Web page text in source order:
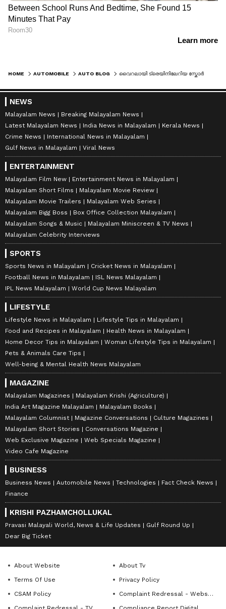
HOME AUTOMOBILE AUTO BLOG
NEWS
Malayalam News
Breaking Malayalam News
Latest Malayalam News
India News in Malayalam
Kerala News
Crime News
International News in Malayalam
Gulf News in Malayalam
Viral News
ENTERTAINMENT
Malayalam Film New
Entertainment News in Malayalam
Malayalam Short Films
Malayalam Movie Review
Malayalam Movie Trailers
Malayalam Web Series
Malayalam Bigg Boss
Box Office Collection Malayalam
Malayalam Songs & Music
Malayalam Miniscreen & TV News
Malayalam Celebrity Interviews
SPORTS
Sports News in Malayalam
Cricket News in Malayalam
Football News in Malayalam
ISL News Malayalam
IPL News Malayalam
World Cup News Malayalam
LIFESTYLE
Lifestyle News in Malayalam
Lifestyle Tips in Malayalam
Food and Recipes in Malayalam
Health News in Malayalam
Home Decor Tips in Malayalam
Woman Lifestyle Tips in Malayalam
Pets & Animals Care Tips
Well-being & Mental Health News Malayalam
MAGAZINE
Malayalam Magazines
Malayalam Krishi (Agriculture)
India Art Magazine Malayalam
Malayalam Books
Malayalam Columnist
Magazine Conversations
Culture Magazines
Malayalam Short Stories
Conversations Magazine
Web Exclusive Magazine
Web Specials Magazine
Video Cafe Magazine
BUSINESS
Business News Automobile News Technologies
Fact Check News
Finance
KRISHI PAZHAMCHOLLUKAL
Pravasi Malayali World, News & Life Updates
Gulf Round Up
Dear Big Ticket
About Website
About Tv
Terms Of Use
Privacy Policy
CSAM Policy
Complaint Redressal - Website